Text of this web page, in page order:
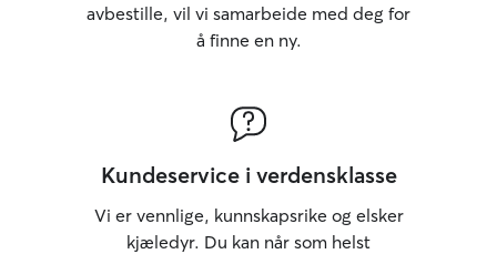
avbestille, vil vi samarbeide med deg for
å finne en ny.
Kundeservice i verdensklasse
Vi er vennlige, kunnskapsrike og elsker
kjæledyr. Du kan når som helst